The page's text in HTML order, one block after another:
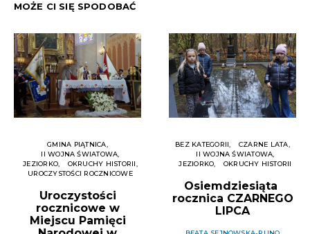
MOŻE CI SIĘ SPODOBAĆ
GMINA PIĄTNICA
II WOJNA ŚWIATOWA
JEZIORKO
OKRUCHY HISTORII
UROCZYSTOŚCI ROCZNICOWE
Uroczystości
rocznicowe w
Miejscu Pamięci
BEZ KATEGORII
CZARNE LATA
II WOJNA ŚWIATOWA
JEZIORKO
OKRUCHY HISTORII
Osiemdziesiąta
rocznica CZARNEGO
LIPCA